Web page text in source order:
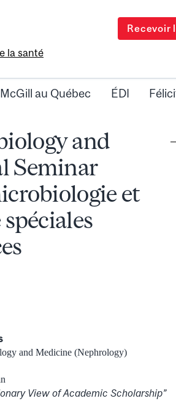
la santé
Recevoir
McGill au Québec ÉDI
and
Seminar
et
and Medicine (Nephrology)
View of Academic Scholarship”